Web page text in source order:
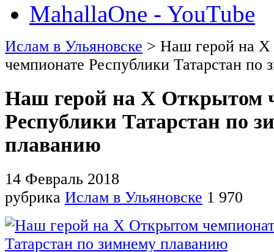
MahallaOne - YouTube
Ислам в Ульяновске > Наш герой на
чемпионате Республики Татарстан по
Наш герой на X Открытом
Республики Татарстан по
плаванию
14 Февраль 2018
рубрика Ислам в Ульяновске 1 970